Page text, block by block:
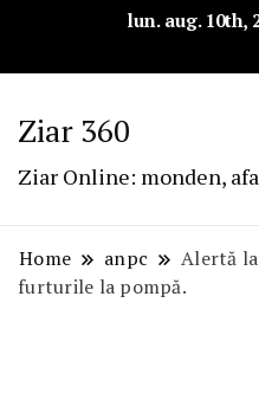
lun. aug. 10th,
Ziar 360
Ziar Online: monden,
Home anpc
Alertă
furturile la pompă.